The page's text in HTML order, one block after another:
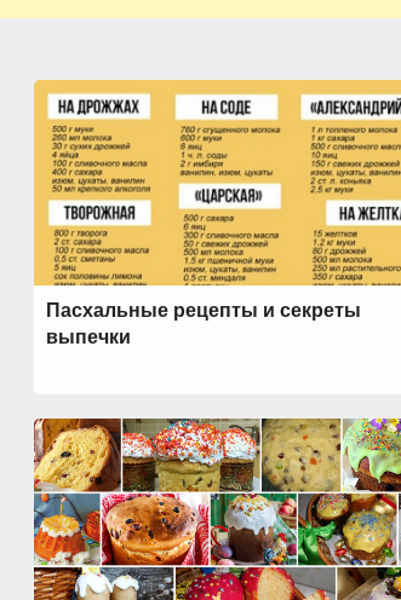
Пасхальные рецепты и секреты
выпечки